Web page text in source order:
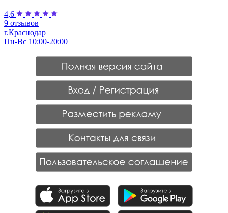
4,6
9 отзывов
г.Краснодар
Пн-Вс 10:00-20:00